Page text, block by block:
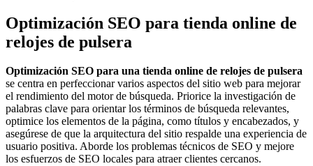
Optimización SEO para tienda online de
relojes de pulsera
Optimización SEO para una tienda online de relojes de pulsera
se centra en perfeccionar varios aspectos del sitio web para mejorar
el rendimiento del motor de búsqueda. Priorice la investigación de
palabras clave para orientar los términos de búsqueda relevantes,
optimice los elementos de la página, como títulos y encabezados, y
asegúrese de que la arquitectura del sitio respalde una experiencia de
usuario positiva. Aborde los problemas técnicos de SEO y mejore
los esfuerzos de SEO locales para atraer clientes cercanos.